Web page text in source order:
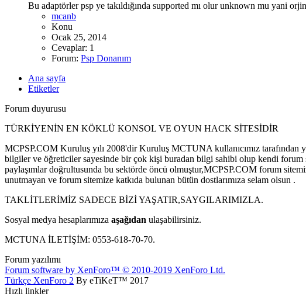
Bu adaptörler psp ye takıldığında supported mı olur unknown mu yani
mcanb
Konu
Ocak 25, 2014
Cevaplar: 1
Forum: Psp Donanım
Ana sayfa
Etiketler
Forum duyurusu
TÜRKİYENİN EN KÖKLÜ KONSOL VE OYUN HACK SİTESİDİR
MCPSP.COM Kuruluş yılı 2008'dir Kuruluş MCTUNA kullanıcımız tarafından
bilgiler ve öğreticiler sayesinde bir çok kişi buradan bilgi sahibi olup kendi
paylaşımlar doğrultusunda bu sektörde öncü olmuştur,MCPSP.COM forum
unutmayan ve forum sitemize katkıda bulunan bütün dostlarımıza selam olsun .
TAKLİTLERİMİZ SADECE BİZİ YAŞATIR,SAYGILARIMIZLA.
Sosyal medya hesaplarımıza aşağıdan ulaşabilirsiniz.
MCTUNA İLETİŞİM: 0553-618-70-70.
Forum yazılımı
Forum software by XenForo™ © 2010-2019 XenForo Ltd.
Türkçe XenForo 2 By eTiKeT™ 2017
Hızlı linkler